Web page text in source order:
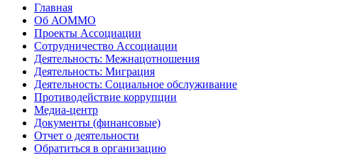
Главная
Об АОММО
Проекты Ассоциации
Сотрудничество Ассоциации
Деятельность: Межнацотношения
Деятельность: Миграция
Деятельность: Социальное обслуживание
Противодействие коррупции
Медиа-центр
Документы (финансовые)
Отчет о деятельности
Обратиться в организацию